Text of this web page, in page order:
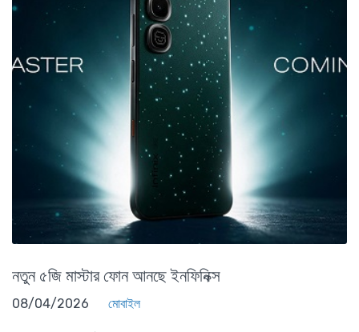
নতুন ৫জি মাস্টার ফোন আনছে ইনফিনিক্স
08/04/2026 মোবাইল